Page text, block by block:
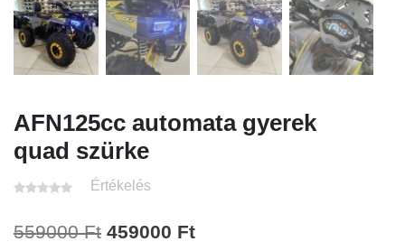
AFN125cc automata gyerek
quad szürke
Értékelés
559000Ft Original
459000 FtCurrent